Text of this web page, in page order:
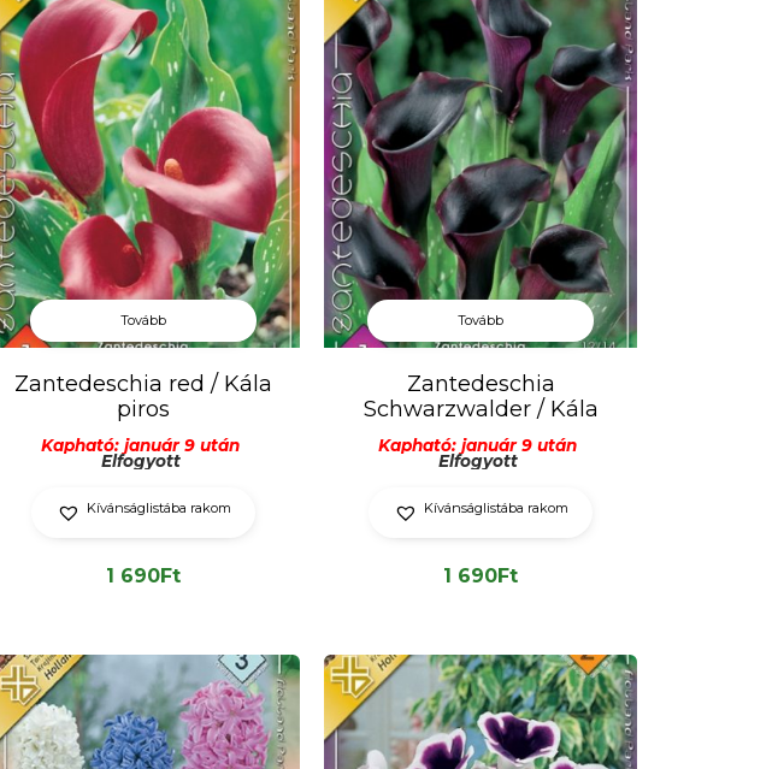
Tovább
Zantedeschia red / Kála
piros
Kapható: január 9 után
Elfogyott
Kívánságlistába rakom
1 690Ft
Tovább
Zantedeschia
Schwarzwalder / Kála
Kapható: január 9 után
Elfogyott
Kívánságlistába rakom
1 690Ft